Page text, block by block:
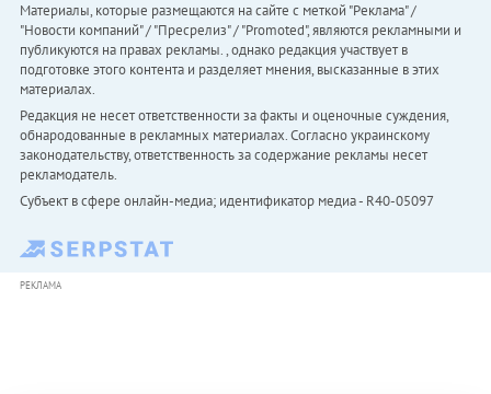
Материалы, которые размещаются на сайте с меткой "Реклама" /
"Новости компаний" / "Пресрелиз" / "Promoted", являются рекламными и
публикуются на правах рекламы. , однако редакция участвует в
подготовке этого контента и разделяет мнения, высказанные в этих
материалах.
Редакция не несет ответственности за факты и оценочные суждения,
обнародованные в рекламных материалах. Согласно украинскому
законодательству, ответственность за содержание рекламы несет
рекламодатель.
Субъект в сфере онлайн-медиа; идентификатор медиа - R40-05097
РЕКЛАМА